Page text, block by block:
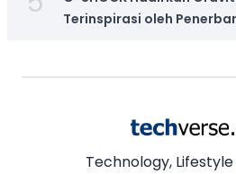
Terinspirasi oleh
Technology,